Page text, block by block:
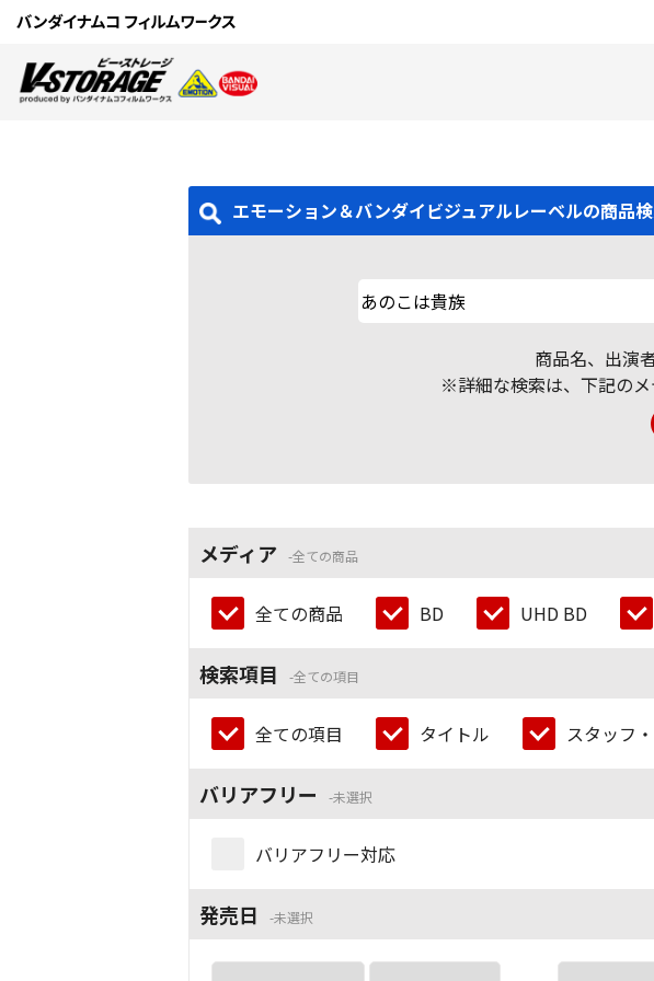
エモーション＆バンダイビジュアルレーベルの商品
商品名、出演
※詳細な検索は、下記の
メディア 全ての商品
全ての商品 BD UHD BD
検索項目 全ての項目
全ての項目 タイトル スタッフ
バリアフリー 未選択
バリアフリー対応
発売日 未選択